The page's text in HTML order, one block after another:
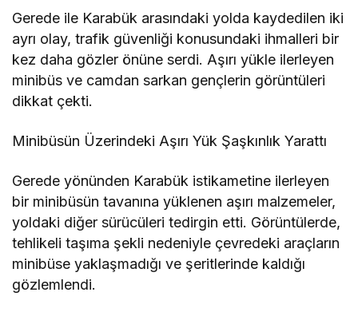
Gerede ile Karabük arasındaki yolda kaydedilen iki
ayrı olay, trafik güvenliği konusundaki ihmalleri bir
kez daha gözler önüne serdi. Aşırı yükle ilerleyen
minibüs ve camdan sarkan gençlerin görüntüleri
dikkat çekti.
Minibüsün Üzerindeki Aşırı Yük Şaşkınlık Yarattı
Gerede yönünden Karabük istikametine ilerleyen
bir minibüsün tavanına yüklenen aşırı malzemeler,
yoldaki diğer sürücüleri tedirgin etti. Görüntülerde,
tehlikeli taşıma şekli nedeniyle çevredeki araçların
minibüse yaklaşmadığı ve şeritlerinde kaldığı
gözlemlendi.